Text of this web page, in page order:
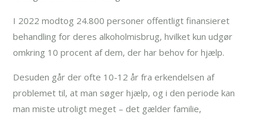
I 2022 modtog 24.800 personer offentligt finansieret
behandling for deres alkoholmisbrug, hvilket kun udgør
omkring 10 procent af dem, der har behov for hjælp.
Desuden går der ofte 10-12 år fra erkendelsen af
problemet til, at man søger hjælp, og i den periode kan
man miste utroligt meget – det gælder familie,